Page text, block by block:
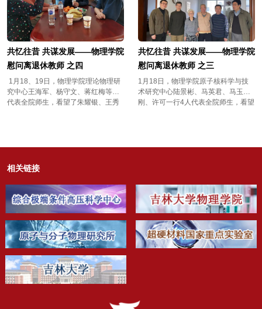
（中），左为龚依民、右为年桂君孟
繁英，1944年生，1963年考入吉林大
学物理系，1968年毕业。1980年留校
任教。2004年退休。长期为本科讲授
《电子线路》，讲课...
者和加工者，是余瑞璜先生实验思想
的实现者之一，为早期物理系实验室
建设做出了重要贡献。 孟庆贤早期工
作许飞龙在理化楼门口留影 普通物理
教研室主任...
共忆往昔 共谋发展——物理学院
慰问离退休教师 之四
1月18、19日，物理学院理论物理研
究中心王海军、杨守文、蒋红梅等人
代表全院师生，看望了朱耀银、王秀
届理论物理专业毕业生合影，一排右
右一为王海军、左一为杨守文王秀
江，1933年生，1958年华东师院研究
生毕业来校任教...
共忆往昔 共谋发展——物理学院
慰问离退休教师 之三
1月18日，物理学院原子核科学与技
术研究中心陆景彬、马英君、马玉
刚、许可一行4人代表全院师生，看望
为许可、左二为马玉刚胡宝华，1936
年生，1955年考入东北人民大学物理
系（现吉大物理...
相关链接